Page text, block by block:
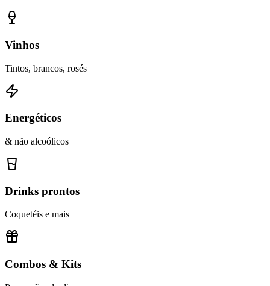
Vinhos
Tintos, brancos, rosés
Energéticos
& não alcoólicos
Drinks prontos
Coquetéis e mais
Combos & Kits